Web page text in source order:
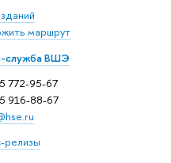
маршрут
служба ВШЭ
772-95-67
916-88-67
релизы